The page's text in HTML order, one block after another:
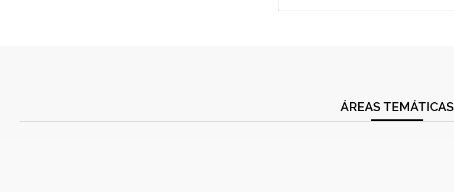
ÁREAS TEMÁTICAS